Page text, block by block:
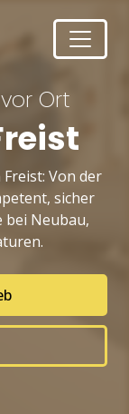
Ort
Von der
sicher
bei Neubau,